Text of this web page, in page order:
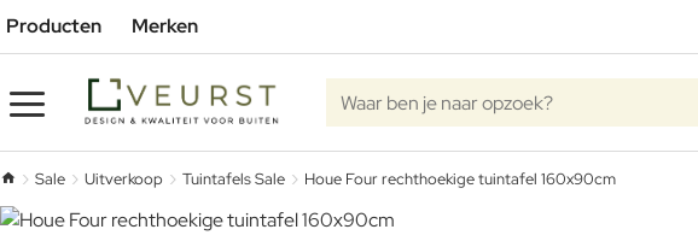
Producten Merken
Waar ben je naar opzoek?
Sale Uitverkoop Tuintafels Sale Houe Four rechthoekige tuintafel 160x90cm